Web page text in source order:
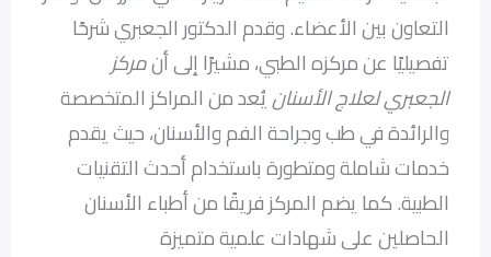
التعاون بين الأعضاء. وقدم الدكتور الجعبري شرحًا
تفصيليًا عن مركزه الطبي، مشيرًا إلى أنمركز
الجعبري لعلاج الأسنانيُعد من المراكز المتخصصة
والرائدة في طب وجراحة الفم والأسنان، حيث يقدم
خدمات شاملة ومتطورة باستخدام أحدث التقنيات
الطبية. كما يضم المركز فريقًا من أطباء الأسنان
الحاصلين على شهادات علمية متميزة